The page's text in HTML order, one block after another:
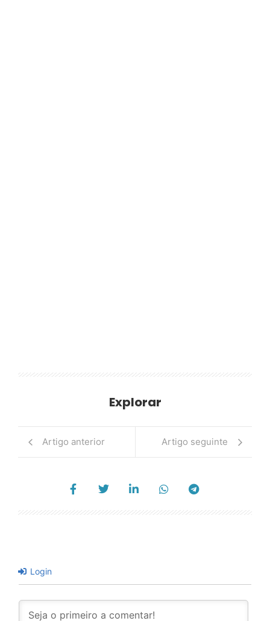
Explorar
Artigo anterior Artigo seguinte
Login